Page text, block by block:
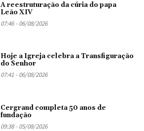
A reestruturação da cúria do papa
Leão XIV
07:46 - 06/08/2026
Hoje a Igreja celebra a Transfiguração
do Senhor
07:41 - 06/08/2026
Cergrand completa 50 anos de
fundação
09:38 - 05/08/2026